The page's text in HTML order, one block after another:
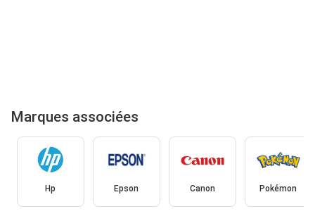
Marques associées
Hp Epson Canon Pokémon